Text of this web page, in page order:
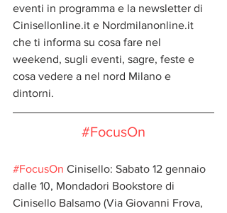
eventi in programma e la newsletter di
Cinisellonline.it e Nordmilanonline.it
che ti informa su cosa fare nel
weekend, sugli eventi, sagre, feste e
cosa vedere a nel nord Milano e
dintorni.
#FocusOn
#FocusOn Cinisello: Sabato 12 gennaio
dalle 10, Mondadori Bookstore di
Cinisello Balsamo (Via Giovanni Frova,